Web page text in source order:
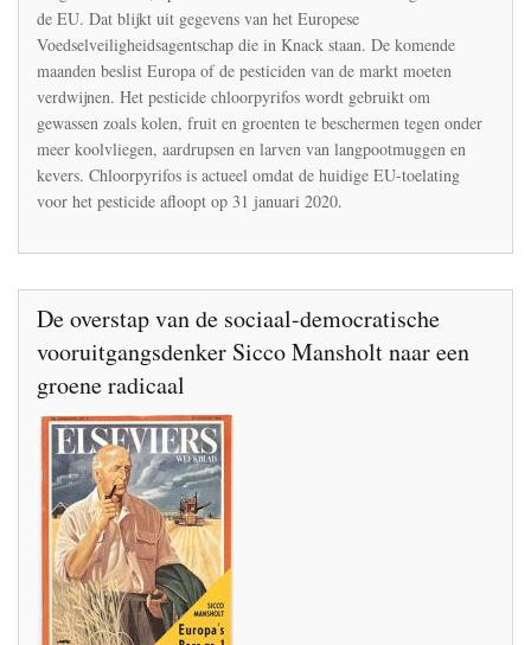
ook
in
en
groenten
te
de EU. Dat blijkt uit gegevens van het Europese
Voedselveiligheidsagentschap die in Knack staan. De komende
maanden beslist Europa of de pesticiden van de markt moeten
verdwijnen. Het pesticide chloorpyrifos wordt gebruikt om
gewassen zoals kolen, fruit en groenten te beschermen tegen onder
meer koolvliegen, aardrupsen en larven van langpootmuggen en
kevers. Chloorpyrifos is actueel omdat de huidige EU-toelating
voor het pesticide afloopt op 31 januari 2020.
De overstap van de sociaal-democratische
vooruitgangsdenker Sicco Mansholt naar een
groene radicaal